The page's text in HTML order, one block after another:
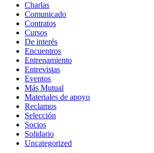
Charlas
Comunicado
Contratos
Cursos
De interés
Encuentros
Entrenamiento
Entrevistas
Eventos
Más Mutual
Materiales de apoyo
Reclamos
Selección
Socios
Solidario
Uncategorized